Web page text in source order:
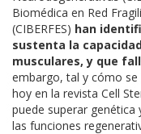
Biomédica en Red
(CIBERFES) han
sustenta la
musculares, y que
embargo, tal y cómo se
hoy en la revista Cell
puede superar
las funciones